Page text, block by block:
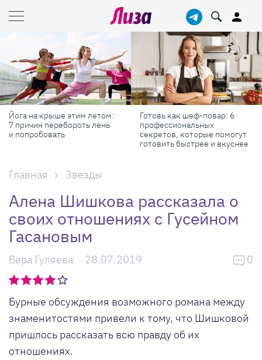
Йога на крыше этим летом:
7 причин перебороть лень
и попробовать
Готовь как шеф-повар: 6
профессиональных
секретов, которые помогут
готовить быстрее и вкуснее
Главная Звезды
Алена Шишкова рассказала о
своих отношениях с Гусейном
Гасановым
Вера Гуляева 28.07.2019 0
Бурные обсуждения возможного романа между
знаменитостями привели к тому, что Шишковой
пришлось рассказать всю правду об их
отношениях.